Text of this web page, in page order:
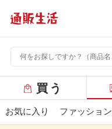
ー
バ
買う
お気に入り ファッション